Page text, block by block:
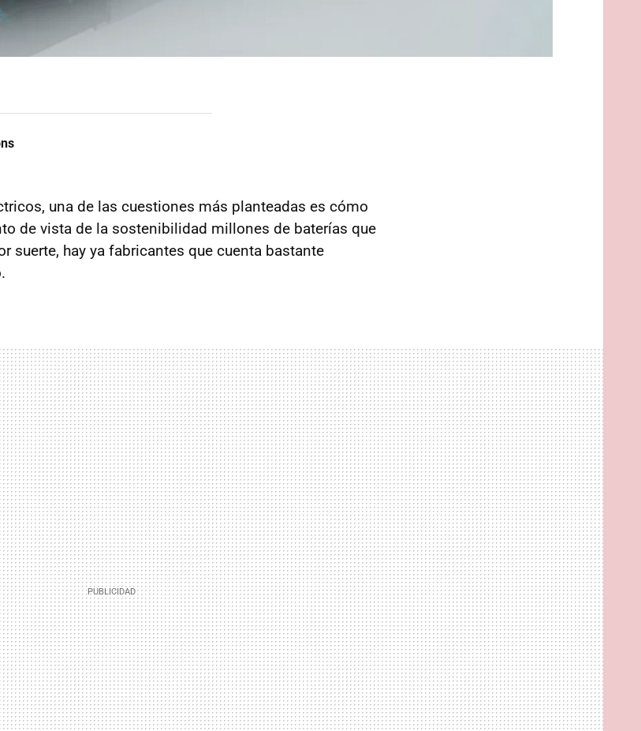
una de las cuestiones más planteadas es cómo
de vista de la sostenibilidad millones de baterías que
suerte, hay ya fabricantes que cuenta bastante